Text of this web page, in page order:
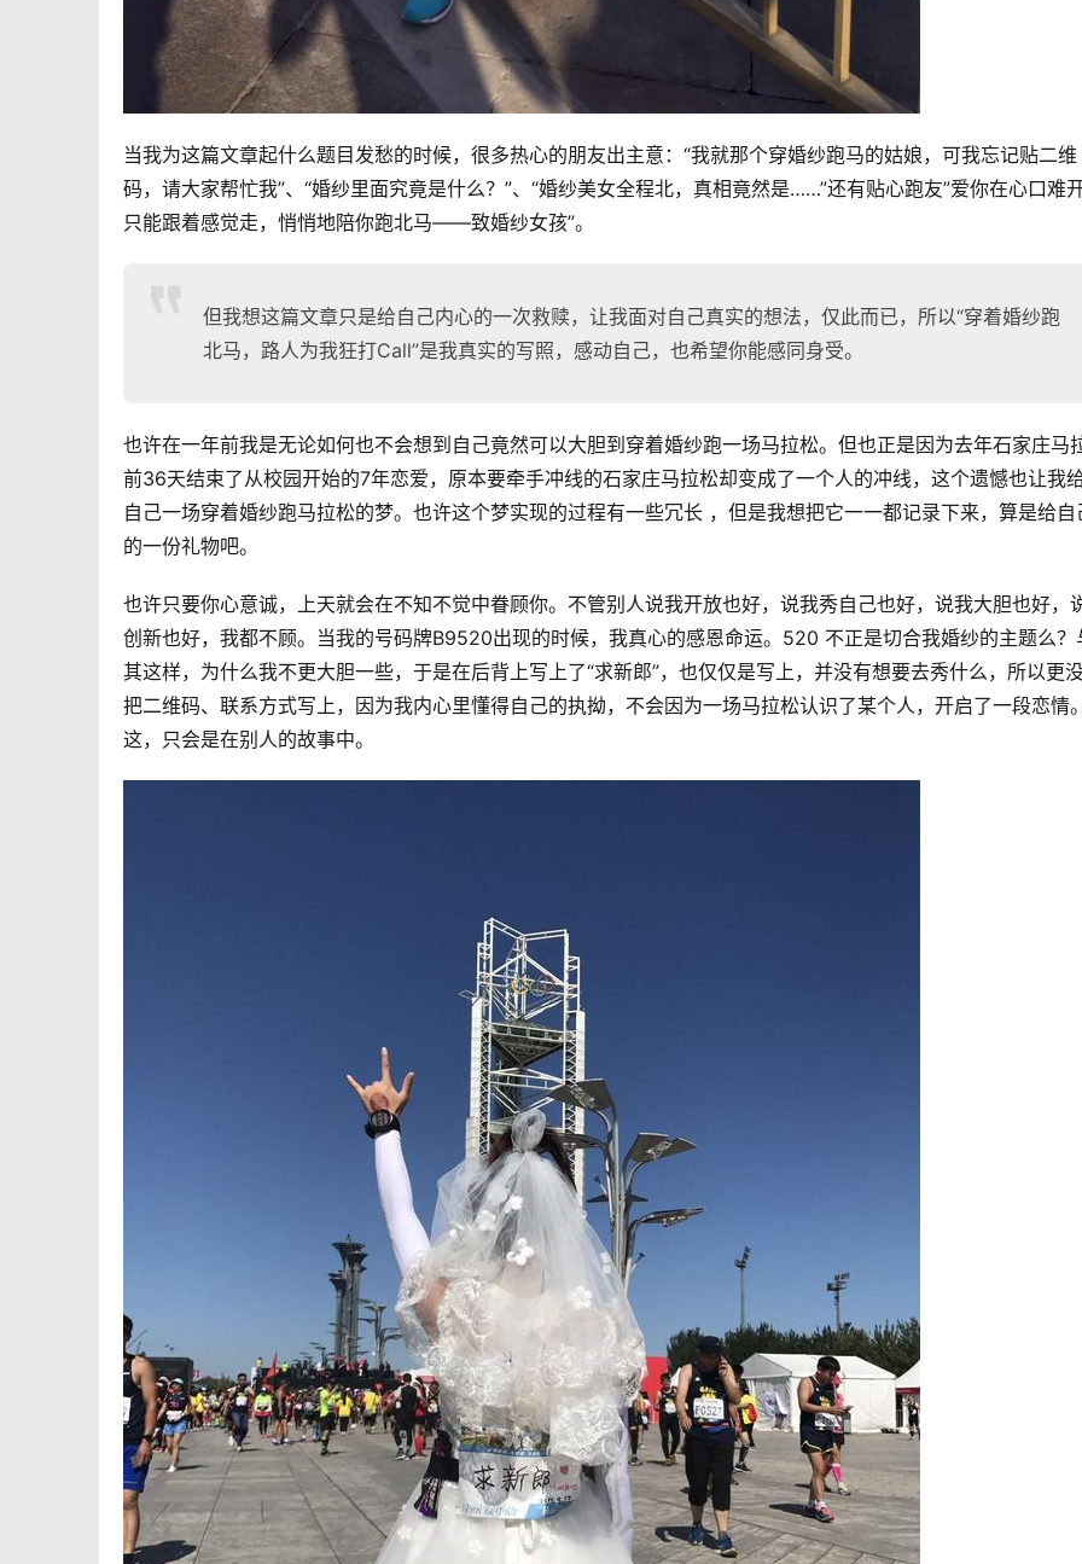
当我为这篇文章起什么题目发愁的时候，很多热心的朋友出主意：“我就那个穿婚纱跑马的姑娘，可我忘记贴二维
码，请大家帮忙我”、“婚纱里面究竟是什么？”、“婚纱美女全程北，真相竟然是……”还有贴心跑友”爱你在心口难
只能跟着感觉走，悄悄地陪你跑北马——致婚纱女孩”。
但我想这篇文章只是给自己内心的一次救赎，让我面对自己真实的想法，仅此而已，所以“穿着婚纱跑
北马，路人为我狂打Call”是我真实的写照，感动自己，也希望你能感同身受。
也许在一年前我是无论如何也不会想到自己竟然可以大胆到穿着婚纱跑一场马拉松。但也正是因为去年石家庄马
前36天结束了从校园开始的7年恋爱，原本要牵手冲线的石家庄马拉松却变成了一个人的冲线，这个遗憾也让我
自己一场穿着婚纱跑马拉松的梦。也许这个梦实现的过程有一些冗长 ，但是我想把它一一都记录下来，算是给自
的一份礼物吧。
也许只要你心意诚，上天就会在不知不觉中眷顾你。不管别人说我开放也好，说我秀自己也好，说我大胆也好，
创新也好，我都不顾。当我的号码牌B9520出现的时候，我真心的感恩命运。520 不正是切合我婚纱的主题么？
其这样，为什么我不更大胆一些，于是在后背上写上了“求新郎”，也仅仅是写上，并没有想要去秀什么，所以更
把二维码、联系方式写上，因为我内心里懂得自己的执拗，不会因为一场马拉松认识了某个人，开启了一段恋情
这，只会是在别人的故事中。